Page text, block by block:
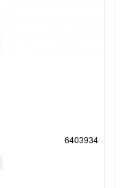
6403934